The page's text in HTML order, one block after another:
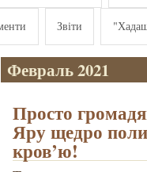
Звіти
Февраль 2021
Просто
Яру щедро
кров’ю!